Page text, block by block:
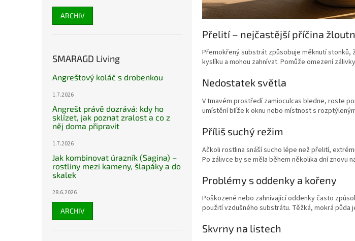
ARCHIV
SMARAGD Living
Angreštový koláč s drobenkou
1.7.2026
Angrešt právě dozrává: kdy ho
sklízet, jak poznat zralost a co z
něj doma připravit
1.7.2026
Jak kombinovat úrazník (Sagina) –
rostliny mezi kameny, šlapáky a do
skalek
28.6.2026
ARCHIV
Přelití – nejčastější příčina
Přemokřený substrát způsobuje měknutí
kyslíku a mohou zahnívat. Pomůže omezení
Nedostatek světla
V tmavém prostředí zamioculcas bledne, roste
umístění blíže k oknu nebo místnost s
Příliš suchý režim
Ačkoli rostlina snáší sucho lépe než přelití,
Po zálivce by se měla během několika dní znovu
Problémy s oddenky a kořeny
Poškozené nebo zahnívající oddenky často
použití vzdušného substrátu. Těžká, mokrá půda
Skvrny na listech